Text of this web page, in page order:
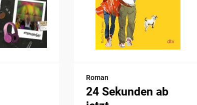
Roman
24 Sekunden ab